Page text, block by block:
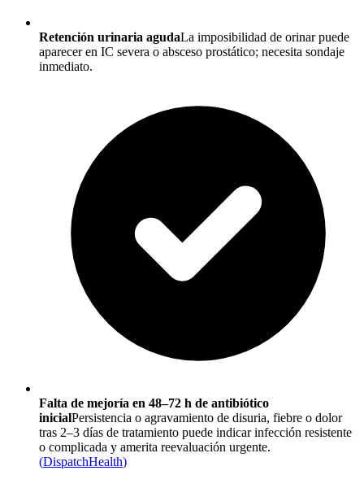
Retención urinaria agudaLa imposibilidad de orinar puede
aparecer en IC severa o absceso prostático; necesita sondaje
inmediato.
Falta de mejoría en 48–72 h de antibiótico
inicialPersistencia o agravamiento de disuria, fiebre o dolor
tras 2–3 días de tratamiento puede indicar infección resistente
o complicada y amerita reevaluación urgente.
(DispatchHealth)